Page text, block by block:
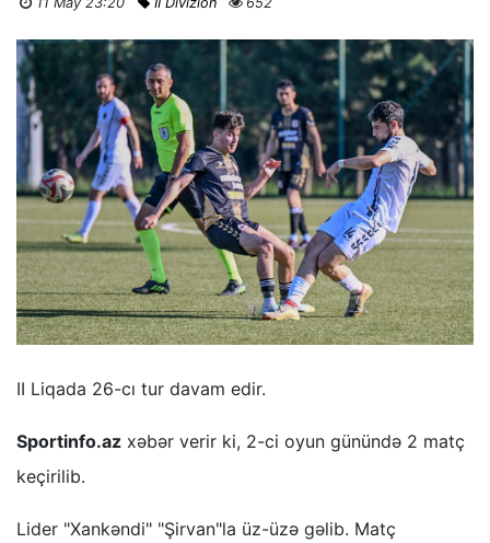
II Liqada 26-cı tur davam edir.
Sportinfo.az xəbər verir ki, 2-ci oyun günündə 2 matç
keçirilib.
Lider "Xankəndi" "Şirvan"la üz-üzə gəlib. Matç